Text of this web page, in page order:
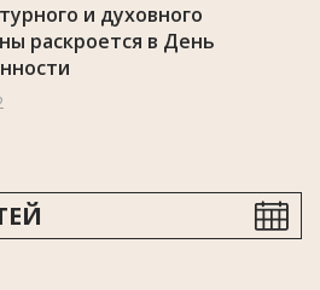
и духовного
раскроется в День